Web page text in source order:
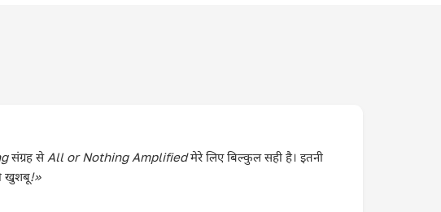
संग्रह से All or Nothing Amplified मेरे लिए बिल्कुल सही है। इतनी
खुशबू!»